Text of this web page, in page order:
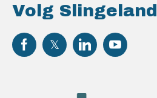
Volg Slingeland